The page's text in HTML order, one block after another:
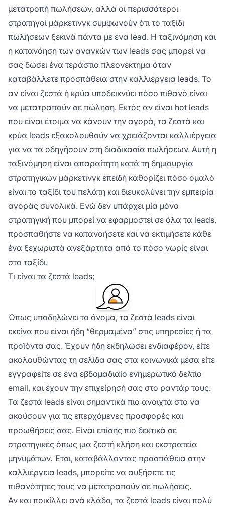
μετατροπή πωλήσεων, αλλά οι περισσότεροι
στρατηγοί μάρκετινγκ συμφωνούν ότι το ταξίδι
πωλήσεων ξεκινά πάντα με ένα lead. Η ταξινόμηση και
η κατανόηση των αναγκών των leads σας μπορεί να
σας δώσει ένα τεράστιο πλεονέκτημα όταν
καταβάλλετε προσπάθεια στην καλλιέργεια leads. Το
αν είναι ζεστά ή κρύα υποδεικνύει πόσο πιθανό είναι
να μετατραπούν σε πώληση. Εκτός αν είναι hot leads
που είναι έτοιμα να κάνουν την αγορά, τα ζεστά και
κρύα leads εξακολουθούν να χρειάζονται καλλιέργεια
για να τα οδηγήσουν στη διαδικασία πωλήσεων. Αυτή η
ταξινόμηση είναι απαραίτητη κατά τη δημιουργία
στρατηγικών μάρκετινγκ επειδή καθορίζει πόσο ομαλό
είναι το ταξίδι του πελάτη και διευκολύνει την εμπειρία
αγοράς συνολικά. Ενώ δεν υπάρχει μία μόνο
στρατηγική που μπορεί να εφαρμοστεί σε όλα τα leads,
προσπαθήστε να κατανοήσετε και να εκτιμήσετε κάθε
ένα ξεχωριστά ανεξάρτητα από το πόσο νωρίς είναι
στο ταξίδι.
Τι είναι τα ζεστά leads;
Όπως υποδηλώνει το όνομα, τα ζεστά leads είναι
εκείνα που είναι ήδη “θερμαμένα” στις υπηρεσίες ή τα
προϊόντα σας. Έχουν ήδη εκδηλώσει ενδιαφέρον, είτε
ακολουθώντας τη σελίδα σας στα κοινωνικά μέσα είτε
εγγραφείτε σε ένα εβδομαδιαίο ενημερωτικό δελτίο
email, και έχουν την επιχείρησή σας στο ραντάρ τους.
Τα ζεστά leads είναι σημαντικά πιο ανοιχτά στο να
ακούσουν για τις επερχόμενες προσφορές και
προωθήσεις σας. Είναι επίσης πιο δεκτικά σε
στρατηγικές όπως μια ζεστή κλήση και εκστρατεία
μηνυμάτων. Έτσι, καταβάλλοντας προσπάθεια στην
καλλιέργεια leads, μπορείτε να αυξήσετε τις
πιθανότητες τους να μετατραπούν σε πωλήσεις.
Αν και ποικίλλει ανά κλάδο, τα ζεστά leads είναι πολύ